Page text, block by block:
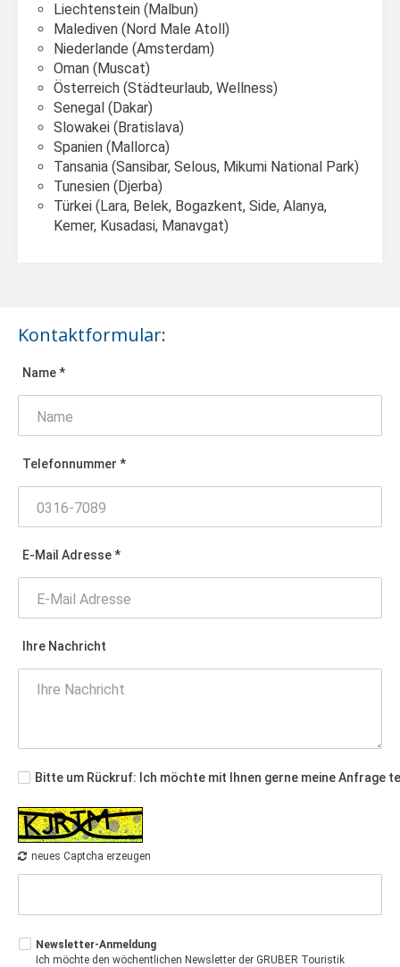
Liechtenstein (Malbun)
Malediven (Nord Male Atoll)
Niederlande (Amsterdam)
Oman (Muscat)
Österreich (Städteurlaub, Wellness)
Senegal (Dakar)
Slowakei (Bratislava)
Spanien (Mallorca)
Tansania (Sansibar, Selous, Mikumi National Park)
Tunesien (Djerba)
Türkei (Lara, Belek, Bogazkent, Side, Alanya,
Kemer, Kusadasi, Manavgat)
Kontaktformular:
Name *
Telefonnummer *
E-Mail Adresse *
Ihre Nachricht
Bitte um Rückruf: Ich möchte mit Ihnen gerne meine Anfrage
neues Captcha erzeugen
Newsletter-Anmeldung
Ich möchte den wöchentlichen Newsletter der GRUBER Touristik